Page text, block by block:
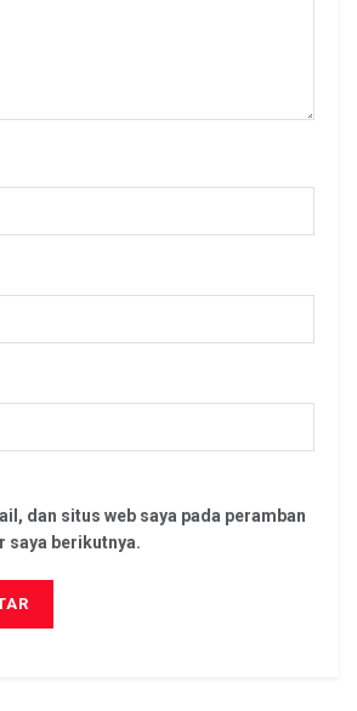
dan situs web saya pada peramban
saya berikutnya.